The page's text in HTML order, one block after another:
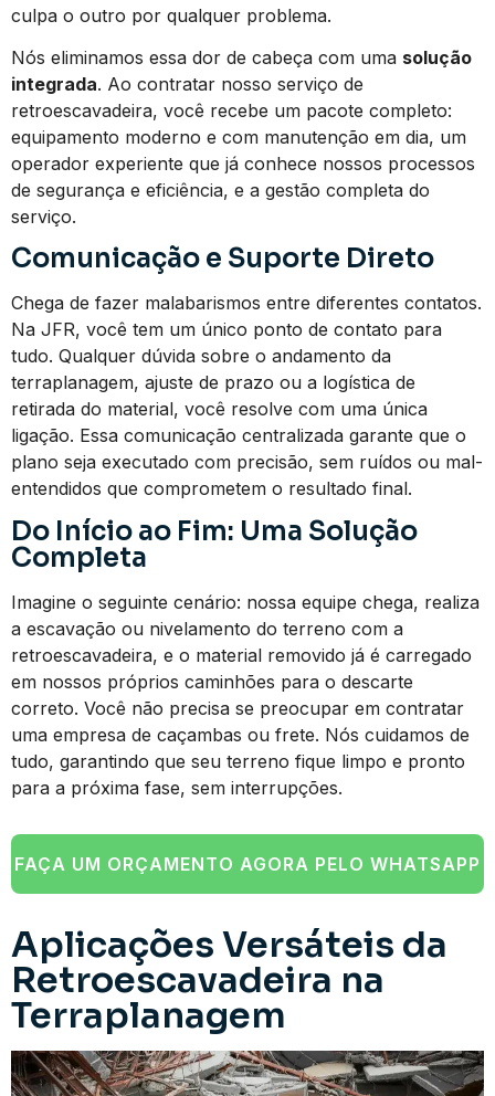
culpa o outro por qualquer problema.
Nós eliminamos essa dor de cabeça com uma solução
integrada. Ao contratar nosso serviço de
retroescavadeira, você recebe um pacote completo:
equipamento moderno e com manutenção em dia, um
operador experiente que já conhece nossos processos
de segurança e eficiência, e a gestão completa do
serviço.
Comunicação e Suporte Direto
Chega de fazer malabarismos entre diferentes contatos.
Na JFR, você tem um único ponto de contato para
tudo. Qualquer dúvida sobre o andamento da
terraplanagem, ajuste de prazo ou a logística de
retirada do material, você resolve com uma única
ligação. Essa comunicação centralizada garante que o
plano seja executado com precisão, sem ruídos ou mal-
entendidos que comprometem o resultado final.
Do Início ao Fim: Uma Solução
Completa
Imagine o seguinte cenário: nossa equipe chega, realiza
a escavação ou nivelamento do terreno com a
retroescavadeira, e o material removido já é carregado
em nossos próprios caminhões para o descarte
correto. Você não precisa se preocupar em contratar
uma empresa de caçambas ou frete. Nós cuidamos de
tudo, garantindo que seu terreno fique limpo e pronto
para a próxima fase, sem interrupções.
FAÇA UM ORÇAMENTO AGORA PELO WHATSAPP
Aplicações Versáteis da
Retroescavadeira na
Terraplanagem